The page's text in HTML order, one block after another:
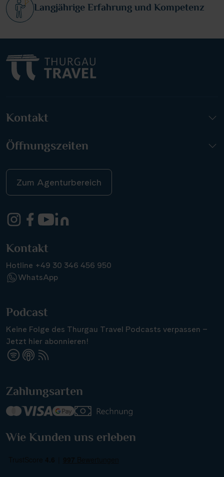
Langjährige Erfahrung und Kompetenz
Kontakt
Öffnungszeiten
Zum Agenturbereich
Kontakt
Hotline +49 30 346 456 950
WhatsApp
Podcast
Keine Folge des Thurgau Travel Podcasts verpassen –
Jetzt hier abonnieren!
Zahlungsarten
Wie Kunden uns erleben